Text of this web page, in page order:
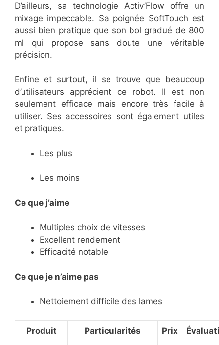
D’ailleurs, sa technologie Activ’Flow offre un
mixage impeccable. Sa poignée SoftTouch est
aussi bien pratique que son bol gradué de 800
ml qui propose sans doute une véritable
précision.
Enfine et surtout, il se trouve que beaucoup
d’utilisateurs apprécient ce robot. Il est non
seulement efficace mais encore très facile à
utiliser. Ses accessoires sont également utiles
et pratiques.
Les plus
Les moins
Ce que j’aime
Multiples choix de vitesses
Excellent rendement
Efficacité notable
Ce que je n’aime pas
Nettoiement difficile des lames
Produit Particularités Prix